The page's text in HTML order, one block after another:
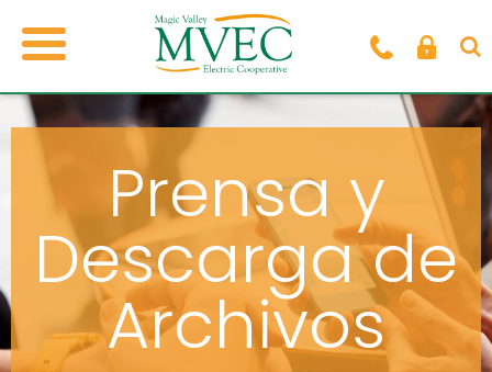
Prensa y
Descarga de
Archivos